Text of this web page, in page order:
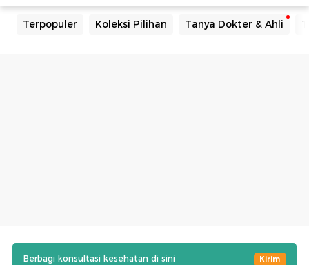
Terpopuler Koleksi Pilihan Tanya Dokter & Ahli
Berbagi konsultasi kesehatan di sini Kirim